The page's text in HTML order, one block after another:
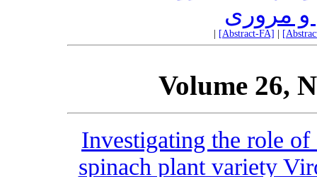
و مروری
[Abstract-FA]
Volume 26,
Investigating the role
spinach plant variety